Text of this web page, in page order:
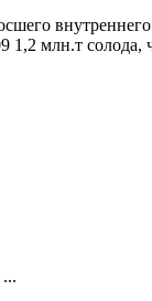
1,2 млн.т